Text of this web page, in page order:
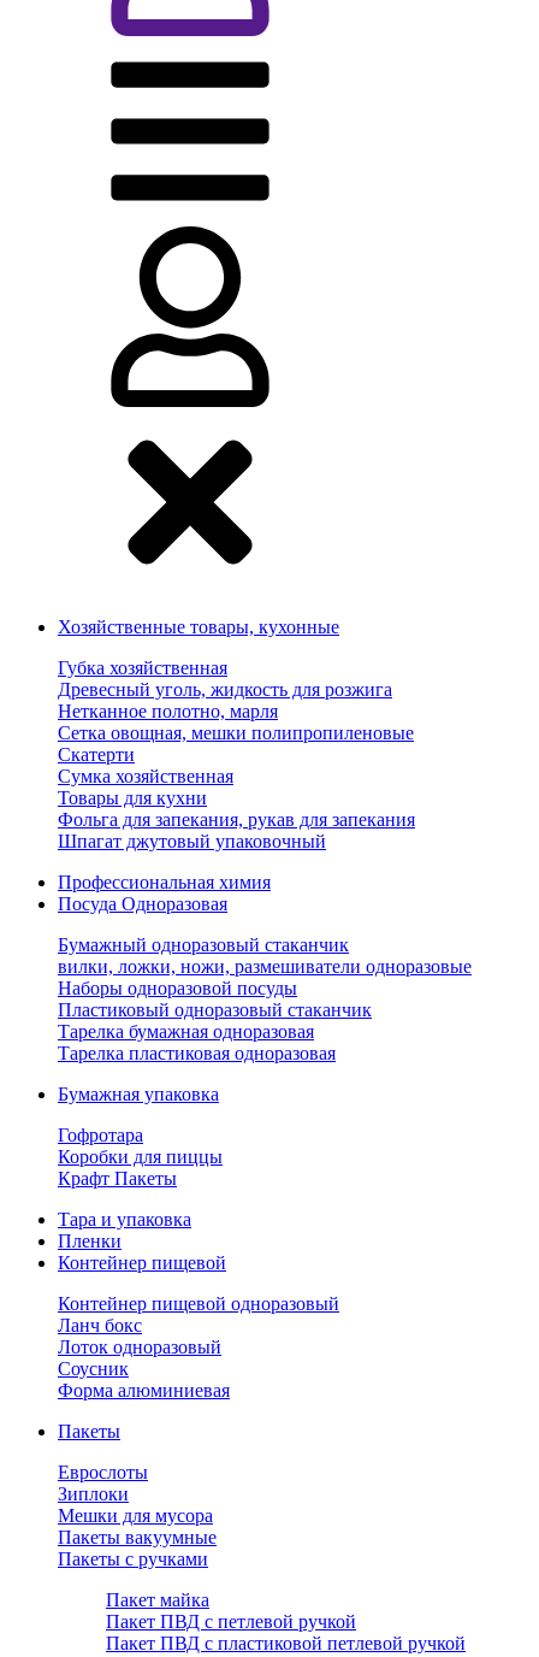
Хозяйственные товары, кухонные
Губка хозяйственная
Древесный уголь, жидкость для розжига
Нетканное полотно, марля
Сетка овощная, мешки полипропиленовые
Скатерти
Сумка хозяйственная
Товары для кухни
Фольга для запекания, рукав для запекания
Шпагат джутовый упаковочный
Профессиональная химия
Посуда Одноразовая
Бумажный одноразовый стаканчик
вилки, ложки, ножи, размешиватели одноразовые
Наборы одноразовой посуды
Пластиковый одноразовый стаканчик
Тарелка бумажная одноразовая
Тарелка пластиковая одноразовая
Бумажная упаковка
Гофротара
Коробки для пиццы
Крафт Пакеты
Тара и упаковка
Пленки
Контейнер пищевой
Контейнер пищевой одноразовый
Ланч бокс
Лоток одноразовый
Соусник
Форма алюминиевая
Пакеты
Еврослоты
Зиплоки
Мешки для мусора
Пакеты вакуумные
Пакеты с ручками
Пакет майка
Пакет ПВД с петлевой ручкой
Пакет ПВД с пластиковой петлевой ручкой